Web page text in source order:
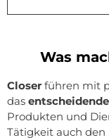
Was
Closer führen mit
das
Produkten und
Tätigkeit auch den